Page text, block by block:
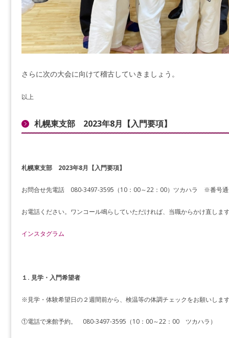
さらに次の大会に向けて稽古していきましょう。
以上
札幌東支部 2023年8月【入門要項】
札幌東支部 2023年8月【入門要項】
お問合せ先電話 080-3497-3595（10：00～22：00）ツカハラ ※番号通
お電話ください。ワンコール鳴らしていただければ、当職からかけ直しま
インスタグラム
１. 見学・入門希望者
※見学・体験希望日の２週間前から、検温等の体調チェックをお願いしま
①電話で来館予約。 080-3497-3595（10：00～22：00 ツカハラ）